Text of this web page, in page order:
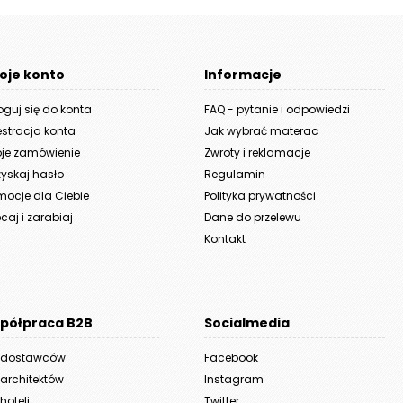
konto
się do konta
konta
zamówienie
hasło
dla Ciebie
i zarabiaj
Informacje
FAQ - pytanie i odpowiedzi
Jak wybrać materac
Zwroty i reklamacje
Regulamin
Polityka prywatności
Dane do przelewu
Kontakt
B2B Socialmedia
Facebook
Instagram